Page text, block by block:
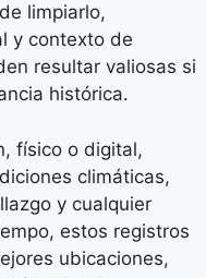
limpiarlo,
y contexto de
resultar valiosas si
histórica.
físico o digital,
climáticas,
y cualquier
estos registros
ubicaciones,